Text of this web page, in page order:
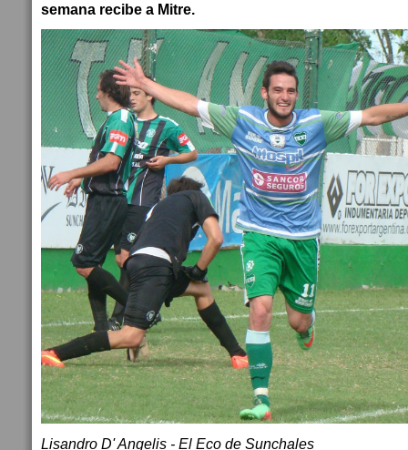
semana recibe a Mitre.
Lisandro D' Angelis - El Eco de Sunchales